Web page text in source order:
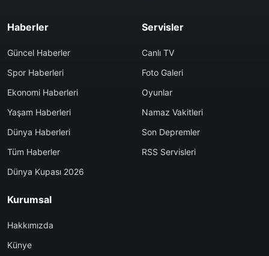
Haberler
Güncel Haberler
Spor Haberleri
Ekonomi Haberleri
Yaşam Haberleri
Dünya Haberleri
Tüm Haberler
Dünya Kupası 2026
Servisler
Canlı TV
Foto Galeri
Oyunlar
Namaz Vakitleri
Son Depremler
RSS Servisleri
Kurumsal
Hakkımızda
Künye